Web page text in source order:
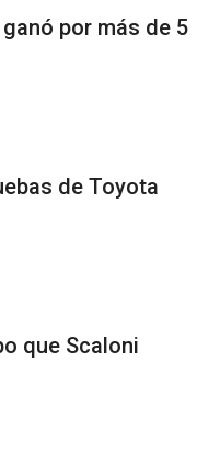
por más de 5
de Toyota
que Scaloni